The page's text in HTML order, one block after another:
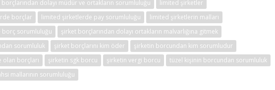
dolayı müdür ve ortakların sorumluluğu
limited şirketler
borçlar
limited şirketlerde pay sorumluluğu
limited şirketlerin malları
sorumluluğu
şirket borçlarından dolayı ortakların malvarlığına gitmek
sorumluluk
şirket borçlarını kim öder
şirketin borcundan kim sorumludur
olan borçları
şirketin sgk borcu şirketin vergi borcu
tüzel kişinin borcundan sorumluluk
mallarının sorumluluğu